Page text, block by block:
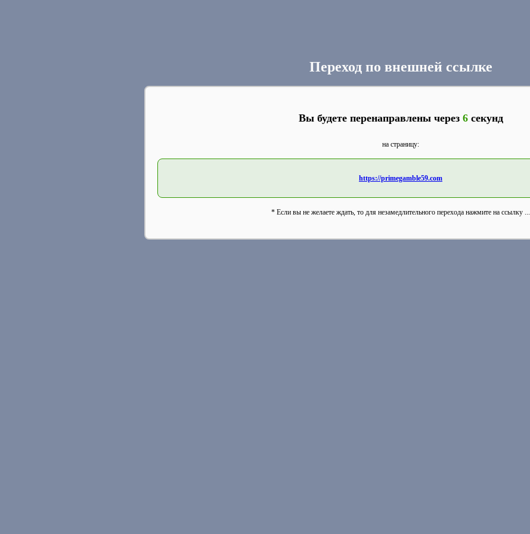
Переход по внешней ссылке
Вы будете перенаправлены через 6секунд
на страницу:
https://primegamble59.com
* Если вы не желаете ждать, то для незамедлительного перехода нажмите на ссылку ...